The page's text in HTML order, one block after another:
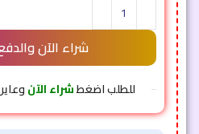
شراء الآن
للطلب اضغطشراء الآن